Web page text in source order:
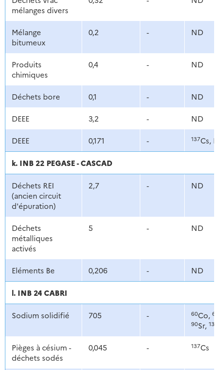
mélanges divers
Mélange
bitumeux
0,2 - ND
Produits
chimiques
0,4 - ND
Déchets bore 0,1 - ND
DEEE 3,2 - ND
DEEE 0,171 - 137Cs,
k. INB 22 PEGASE - CASCAD
Déchets REI
(ancien circuit
d'épuration)
2,7 - ND
Déchets
métalliques
activés
5 - ND
Eléments Be 0,206 - ND
l. INB 24 CABRI
Sodium solidifié 705 - 60Co, 63
90Sr, 137
Pièges à césium -
déchets sodés
0,045 - 137Cs